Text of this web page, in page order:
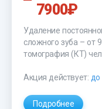
7900₽
Удаление
сложного зуба – от
томография (КТ)
Акция действует: до
Подробнее